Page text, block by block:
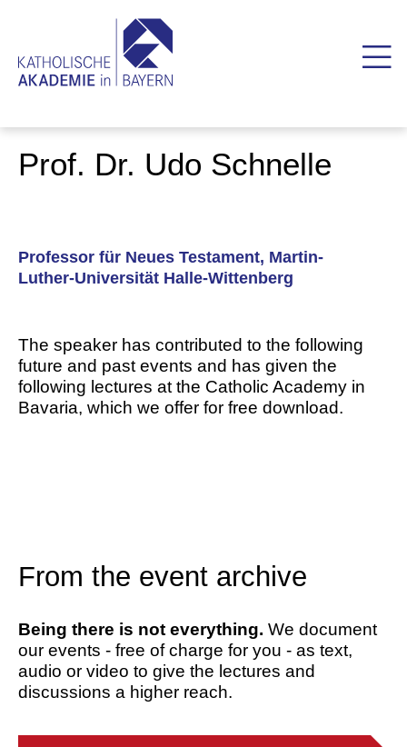
Prof. Dr. Udo Schnelle
Professor für Neues Testament, Martin-
Luther-Universität Halle-Wittenberg
The speaker has contributed to the following
future and past events and has given the
following lectures at the Catholic Academy in
Bavaria, which we offer for free download.
From the event archive
Being there is not everything. We document
our events - free of charge for you - as text,
audio or video to give the lectures and
discussions a higher reach.